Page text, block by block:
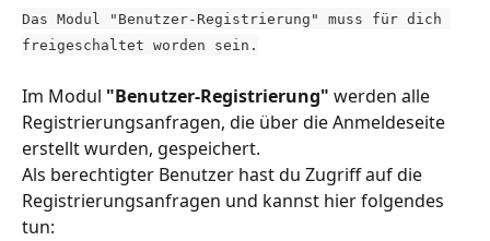
Das Modul "Benutzer-Registrierung" muss für dich
freigeschaltet worden sein.
Im Modul "Benutzer-Registrierung" werden alle
Registrierungsanfragen, die über die Anmeldeseite
erstellt wurden, gespeichert.
Als berechtigter Benutzer hast du Zugriff auf die
Registrierungsanfragen und kannst hier folgendes
tun: